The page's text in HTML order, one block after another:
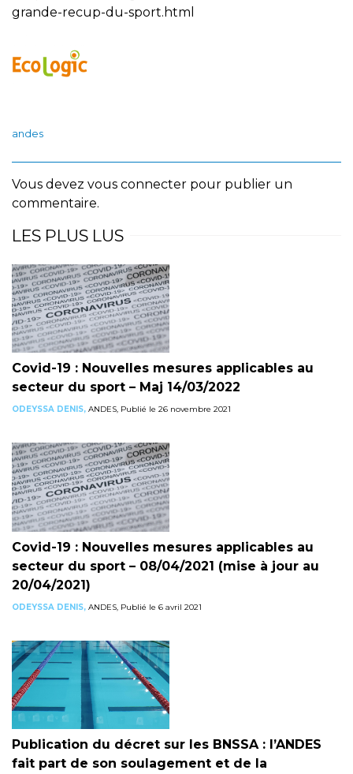
grande-recup-du-sport.html
andes
Vous devez vous connecter pour publier un
commentaire.
LES PLUS LUS
Covid-19 : Nouvelles mesures applicables au
secteur du sport – Maj 14/03/2022
ODEYSSA DENIS, ANDES, Publié le 26 novembre 2021
Covid-19 : Nouvelles mesures applicables au
secteur du sport – 08/04/2021 (mise à jour au
20/04/2021)
ODEYSSA DENIS, ANDES, Publié le 6 avril 2021
Publication du décret sur les BNSSA : l’ANDES
fait part de son soulagement et de la